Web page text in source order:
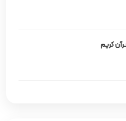
کریم